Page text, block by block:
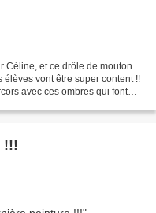
Céline, et ce drôle de mouton
vont être super content !!
avec ces ombres qui font
!!!